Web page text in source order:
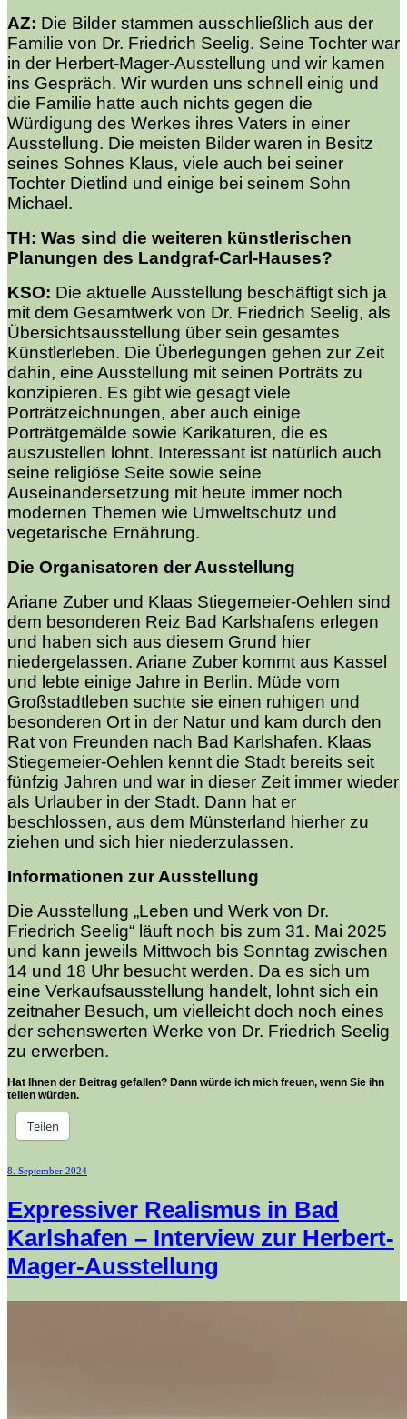
AZ: Die Bilder stammen ausschließlich aus der
Familie von Dr. Friedrich Seelig. Seine Tochter war
in der Herbert-Mager-Ausstellung und wir kamen
ins Gespräch. Wir wurden uns schnell einig und
die Familie hatte auch nichts gegen die
Würdigung des Werkes ihres Vaters in einer
Ausstellung. Die meisten Bilder waren in Besitz
seines Sohnes Klaus, viele auch bei seiner
Tochter Dietlind und einige bei seinem Sohn
Michael.
TH: Was sind die weiteren künstlerischen
Planungen des Landgraf-Carl-Hauses?
KSO: Die aktuelle Ausstellung beschäftigt sich ja
mit dem Gesamtwerk von Dr. Friedrich Seelig, als
Übersichtsausstellung über sein gesamtes
Künstlerleben. Die Überlegungen gehen zur Zeit
dahin, eine Ausstellung mit seinen Porträts zu
konzipieren. Es gibt wie gesagt viele
Porträtzeichnungen, aber auch einige
Porträtgemälde sowie Karikaturen, die es
auszustellen lohnt. Interessant ist natürlich auch
seine religiöse Seite sowie seine
Auseinandersetzung mit heute immer noch
modernen Themen wie Umweltschutz und
vegetarische Ernährung.
Die Organisatoren der Ausstellung
Ariane Zuber und Klaas Stiegemeier-Oehlen sind
dem besonderen Reiz Bad Karlshafens erlegen
und haben sich aus diesem Grund hier
niedergelassen. Ariane Zuber kommt aus Kassel
und lebte einige Jahre in Berlin. Müde vom
Großstadtleben suchte sie einen ruhigen und
besonderen Ort in der Natur und kam durch den
Rat von Freunden nach Bad Karlshafen. Klaas
Stiegemeier-Oehlen kennt die Stadt bereits seit
fünfzig Jahren und war in dieser Zeit immer wieder
als Urlauber in der Stadt. Dann hat er
beschlossen, aus dem Münsterland hierher zu
ziehen und sich hier niederzulassen.
Informationen zur Ausstellung
Die Ausstellung „Leben und Werk von Dr.
Friedrich Seelig“ läuft noch bis zum 31. Mai 2025
und kann jeweils Mittwoch bis Sonntag zwischen
14 und 18 Uhr besucht werden. Da es sich um
eine Verkaufsausstellung handelt, lohnt sich ein
zeitnaher Besuch, um vielleicht doch noch eines
der sehenswerten Werke von Dr. Friedrich Seelig
zu erwerben.
Hat Ihnen der Beitrag gefallen? Dann würde ich mich freuen, wenn Sie ihn
teilen würden.
Teilen
Veröffentlicht
8. September 2024
Expressiver Realismus in Bad
Karlshafen – Interview zur Herbert-
Mager-Ausstellung